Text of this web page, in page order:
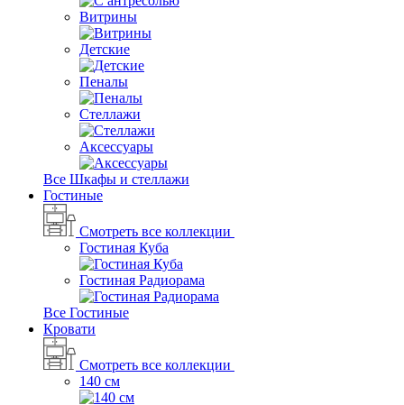
Витрины
Детские
Пеналы
Стеллажи
Аксессуары
Все Шкафы и стеллажи
Гостиные
Смотреть все коллекции
Гостиная Куба
Гостиная Радиорама
Все Гостиные
Кровати
Смотреть все коллекции
140 см